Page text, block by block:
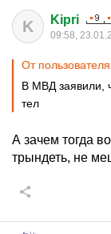
K Kipri
09:58,
От пользователя
В МВД заявили,
тел
А зачем тогда
трындеть, не